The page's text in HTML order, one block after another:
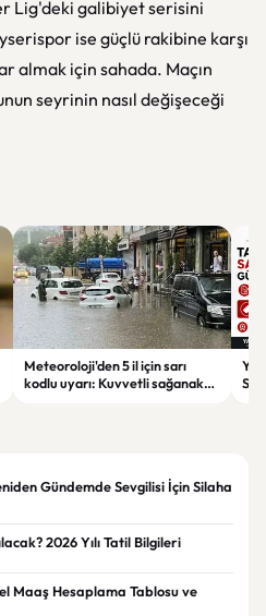
Lig'deki galibiyet serisini
ise güçlü rakibine karşı
almak için sahada. Maçın
seyrinin nasıl değişeceği
Meteoroloji'den 5 il için sarı
kodlu uyarı: Kuvvetli sağanak
Gündemde Sevgilisi İçin Silaha
2026 Yılı Tatil Bilgileri
Maaş Hesaplama Tablosu ve